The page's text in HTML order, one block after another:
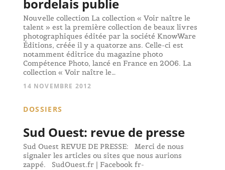
bordelais publie
Nouvelle collection La collection « Voir naître le
talent » est la première collection de beaux livres
photographiques éditée par la société KnowWare
Éditions, créée il y a quatorze ans. Celle-ci est
notamment éditrice du magazine photo
Compétence Photo, lancé en France en 2006. La
collection « Voir naître le…
14 NOVEMBRE 2012
DOSSIERS
Sud Ouest: revue de presse
Sud Ouest REVUE DE PRESSE: Merci de nous
signaler les articles ou sites que nous aurions
zappé. SudOuest.fr | Facebook fr-